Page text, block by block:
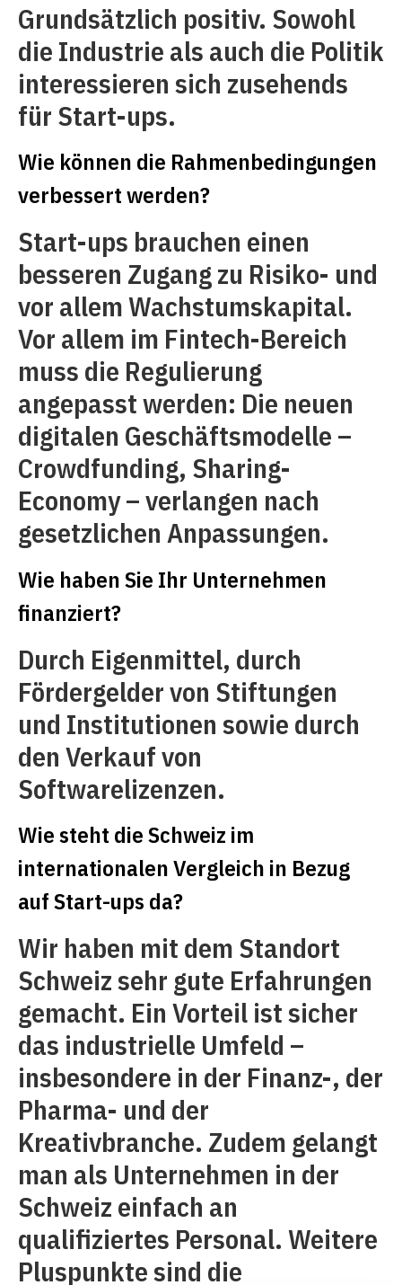
Grundsätzlich positiv. Sowohl
die Industrie als auch die Politik
interessieren sich zusehends
für Start-ups.
Wie können die Rahmenbedingungen
verbessert werden?
Start-ups brauchen einen
besseren Zugang zu Risiko- und
vor allem Wachstumskapital.
Vor allem im Fintech-Bereich
muss die Regulierung
angepasst werden: Die neuen
digitalen Geschäftsmodelle –
Crowdfunding, Sharing-
Economy – verlangen nach
gesetzlichen Anpassungen.
Wie haben Sie Ihr Unternehmen
finanziert?
Durch Eigenmittel, durch
Fördergelder von Stiftungen
und Institutionen sowie durch
den Verkauf von
Softwarelizenzen.
Wie steht die Schweiz im
internationalen Vergleich in Bezug
auf Start-ups da?
Wir haben mit dem Standort
Schweiz sehr gute Erfahrungen
gemacht. Ein Vorteil ist sicher
das industrielle Umfeld –
insbesondere in der Finanz-, der
Pharma- und der
Kreativbranche. Zudem gelangt
man als Unternehmen in der
Schweiz einfach an
qualifiziertes Personal. Weitere
Pluspunkte sind die